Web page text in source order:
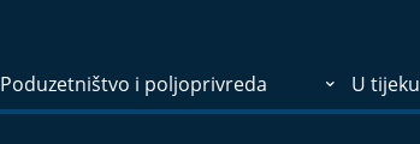
Poduzetništvo i poljoprivreda U tijeku